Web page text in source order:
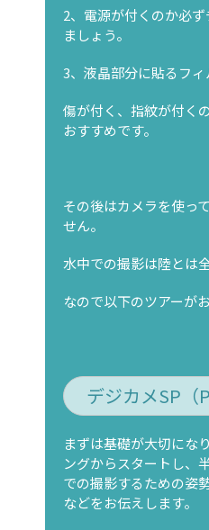
2、電源が付くのか必
ましょう。
3、液晶部分に貼るフィ
傷が付く、指紋が付く
おすすめです。
その後はカメラを使っ
せん。
水中での撮影は陸とは
なので以下のツアーが
デジカメSP（
まずは基礎が大切にな
ングからスタートし、
での撮影するための姿
などをお伝えします。